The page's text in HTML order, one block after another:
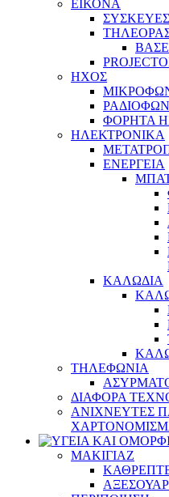
ΕΙΚΟΝΑ
ΣΥΣΚΕΥΕΣ
ΗΧΟΣ
ΦΟΡΗΤΑ
ΗΛΕΚΤΡΟΝΙΚΑ
ΕΝΕΡΓΕΙΑ
ΚΑΛΩΔΙΑ
ΤΗΛΕΦΩΝΙΑ
ΔΙΑΦΟΡΑ
ΑΝΙΧΝΕΥΤΕΣ
ΜΑΚΙΓΙΑΖ